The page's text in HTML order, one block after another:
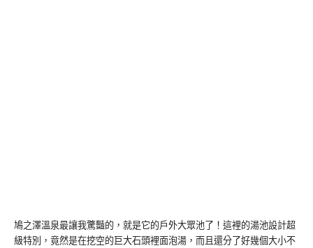
鳩之澤溫泉最讓我驚豔的，就是它的戶外大眾池了！這裡的湯池設計超
級特別，竟然是在挖空的巨大石頭裡面泡湯，而且還分了好幾個大小不